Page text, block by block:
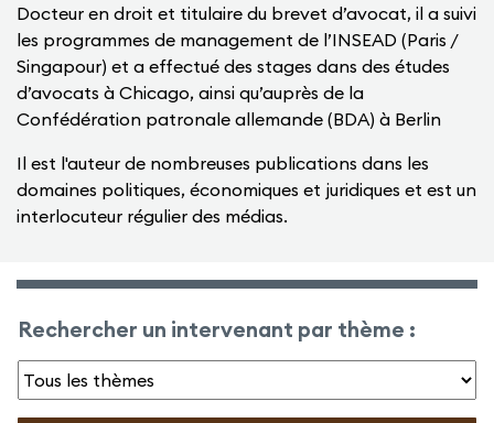
Docteur en droit et titulaire du brevet d’avocat, il a suivi
les programmes de management de l’INSEAD (Paris /
Singapour) et a effectué des stages dans des études
d’avocats à Chicago, ainsi qu’auprès de la
Confédération patronale allemande (BDA) à Berlin
Il est l'auteur de nombreuses publications dans les
domaines politiques, économiques et juridiques et est un
interlocuteur régulier des médias.
Rechercher un intervenant par thème :